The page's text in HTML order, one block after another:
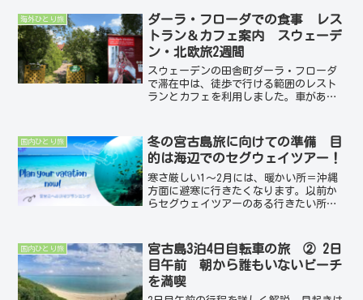
のメリットをあらためて考えてみること
で、毎回の旅のステイ先を...
海外ひとり旅
ダーラ・フローダでの食事 レス
トラン＆カフェ案内 スウェーデ
ン・北欧旅2週間
スウェーデンの田舎町ダーラ・フローダ
で滞在中は、徒歩で行ける範囲のレスト
ランとカフェを利用しました。車があれ
今回は、実際に私が利用したレストラ
ン、カフェ情報をお届けいた...
国内ひとり旅
冬の宮古島旅に向けての準備 目
的は海辺でのセグウェイツアー！
寒さ厳しい1～2月には、暖かい所＝沖縄
方面に避寒に行きたくなります。以前か
らセグウェイツアーのある行きたい所リ
婚式の時が初めての訪問で今回は2回目。
その準備の様子を紹...
国内ひとり旅
宮古島3泊4日自転車の旅 ② 2日
目午前 朝から誰もいないビーチ
を満喫